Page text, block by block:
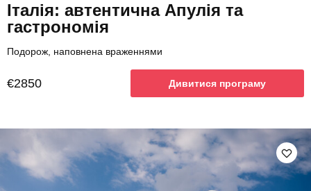
Італія: автентична Апулія та
гастрономія
Подорож, наповнена враженнями
€2850 Дивитися програму